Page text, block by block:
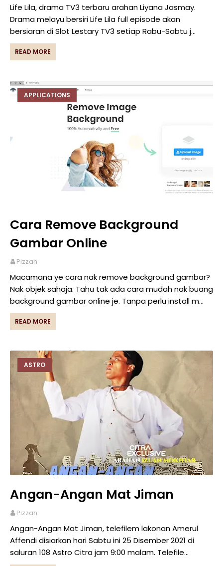
Life Lila, drama TV3 terbaru arahan Liyana Jasmay.
Drama melayu bersiri Life Lila full episode akan
bersiaran di Slot Lestary TV3 setiap Rabu-Sabtu j…
READ MORE
APPLICATIONS
Cara Remove Background
Gambar Online
Pizzah
Macamana ye cara nak remove background gambar?
Nak objek sahaja. Tahu tak ada cara mudah nak buang
background gambar online je. Tanpa perlu install m…
READ MORE
ASTRO
Angan-Angan Mat Jiman
Pizzah
Angan-Angan Mat Jiman, telefilem lakonan Amerul
Affendi disiarkan hari Sabtu ini 25 Disember 2021 di
saluran 108 Astro Citra jam 9:00 malam. Telefile…